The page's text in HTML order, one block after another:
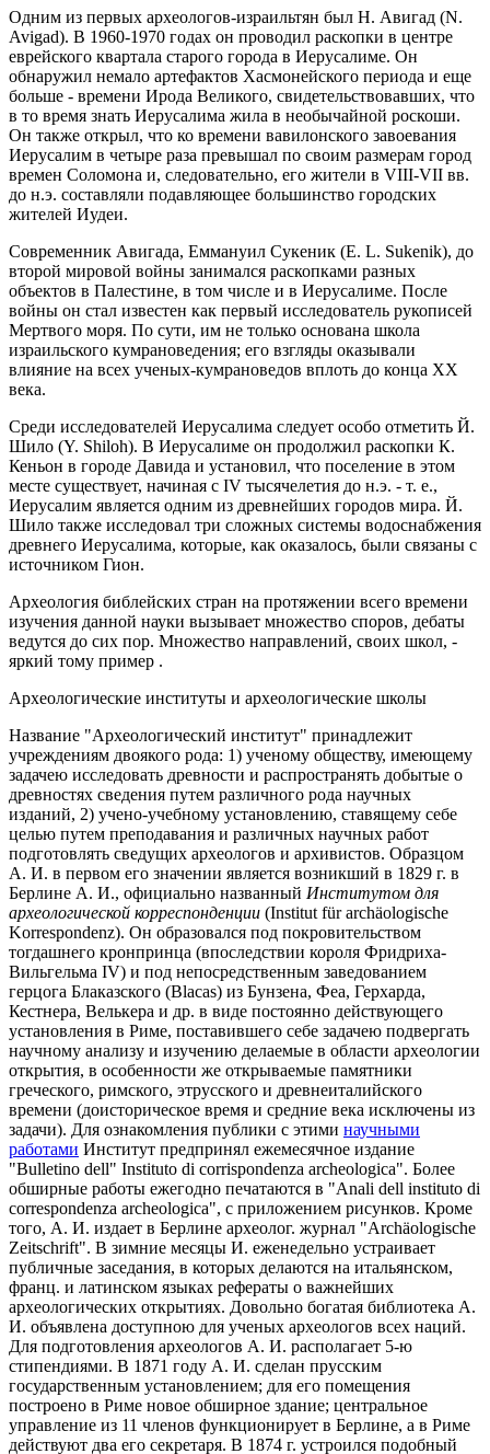
Одним из первых археологов-израильтян был Н. Авигад (N.
Avigad). В 1960-1970 годах он проводил раскопки в центре
еврейского квартала старого города в Иерусалиме. Он
обнаружил немало артефактов Хасмонейского периода и еще
больше - времени Ирода Великого, свидетельствовавших, что
в то время знать Иерусалима жила в необычайной роскоши.
Он также открыл, что ко времени вавилонского завоевания
Иерусалим в четыре раза превышал по своим размерам город
времен Соломона и, следовательно, его жители в VIII-VII вв.
до н.э. составляли подавляющее большинство городских
жителей Иудеи.
Современник Авигада, Еммануил Сукеник (E. L. Sukenik), до
второй мировой войны занимался раскопками разных
объектов в Палестине, в том числе и в Иерусалиме. После
войны он стал известен как первый исследователь рукописей
Мертвого моря. По сути, им не только основана школа
израильского кумрановедения; его взгляды оказывали
влияние на всех ученых-кумрановедов вплоть до конца XX
века.
Среди исследователей Иерусалима следует особо отметить Й.
Шило (Y. Shiloh). В Иерусалиме он продолжил раскопки К.
Кеньон в городе Давида и установил, что поселение в этом
месте существует, начиная с IV тысячелетия до н.э. - т. е.,
Иерусалим является одним из древнейших городов мира. Й.
Шило также исследовал три сложных системы водоснабжения
древнего Иерусалима, которые, как оказалось, были связаны с
источником Гион.
Археология библейских стран на протяжении всего времени
изучения данной науки вызывает множество споров, дебаты
ведутся до сих пор. Множество направлений, своих школ, -
яркий тому пример .
Археологические институты и археологические школы
Название "Археологический институт" принадлежит
учреждениям двоякого рода: 1) ученому обществу, имеющему
задачею исследовать древности и распространять добытые о
древностях сведения путем различного рода научных
изданий, 2) учено-учебному установлению, ставящему себе
целью путем преподавания и различных научных работ
подготовлять сведущих археологов и архивистов. Образцом
А. И. в первом его значении является возникший в 1829 г. в
Берлине А. И., официально названный Институтом для
археологической корреспонденции (Institut für archäologische
Korrespondenz). Он образовался под покровительством
тогдашнего кронпринца (впоследствии короля Фридриха-
Вильгельма IV) и под непосредственным заведованием
герцога Блаказского (Blacas) из Бунзена, Феа, Герхарда,
Кестнера, Велькера и др. в виде постоянно действующего
установления в Риме, поставившего себе задачею подвергать
научному анализу и изучению делаемые в области археологии
открытия, в особенности же открываемые памятники
греческого, римского, этрусского и древнеиталийского
времени (доисторическое время и средние века исключены из
задачи). Для ознакомления публики с этими научными
работами Институт предпринял ежемесячное издание
"Bulletino dell" Instituto di corrispondenza archeologica". Более
обширные работы ежегодно печатаются в "Anali dell instituto di
correspondenza archeologica", с приложением рисунков. Кроме
того, А. И. издает в Берлине археолог. журнал "Archäologische
Zeitschrift". В зимние месяцы И. еженедельно устраивает
публичные заседания, в которых делаются на итальянском,
франц. и латинском языках рефераты о важнейших
археологических открытиях. Довольно богатая библиотека А.
И. объявлена доступною для ученых археологов всех наций.
Для подготовления археологов А. И. располагает 5-ю
стипендиями. В 1871 году А. И. сделан прусским
государственным установлением; для его помещения
построено в Риме новое обширное здание; центральное
управление из 11 членов функционирует в Берлине, а в Риме
действуют два его секретаря. В 1874 г. устроился подобный